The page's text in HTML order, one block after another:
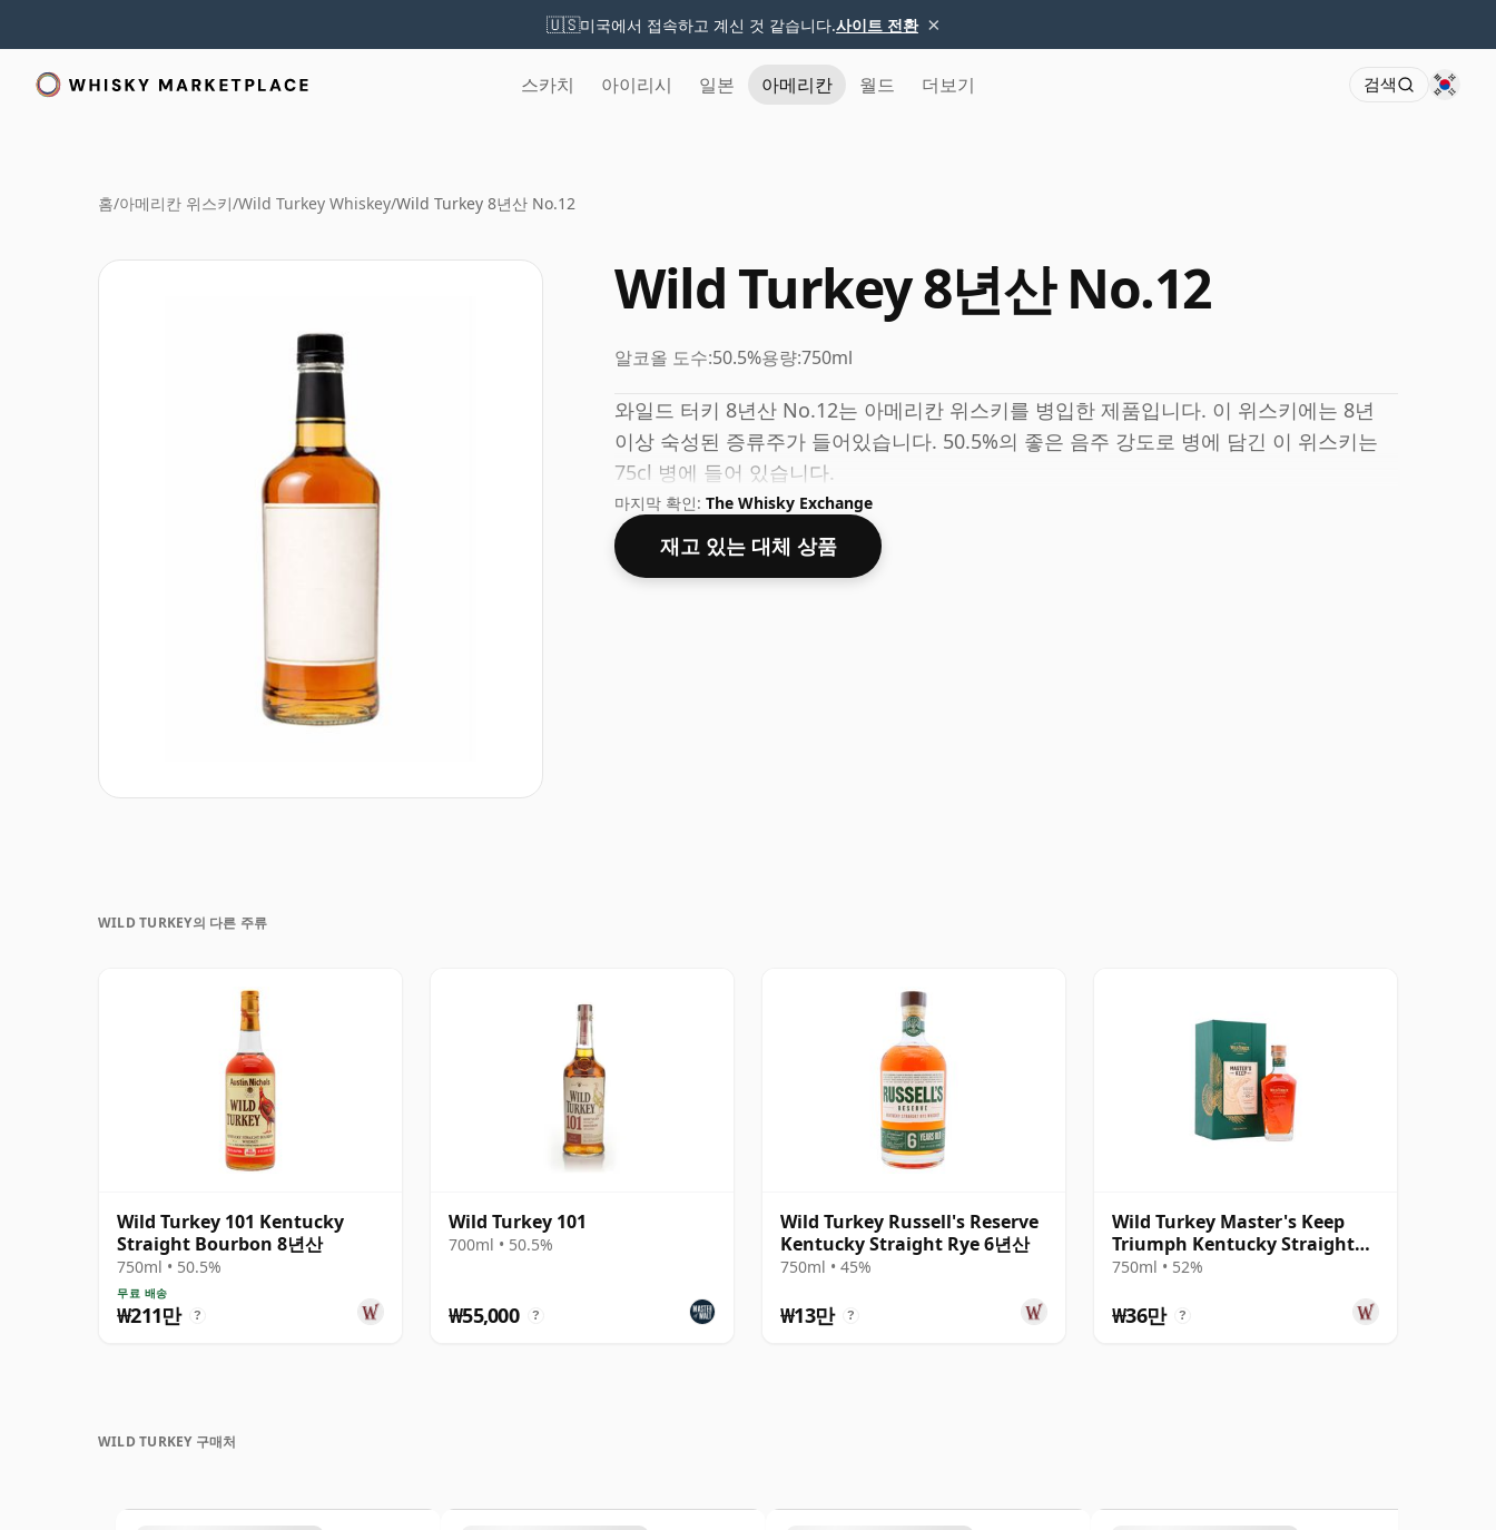
🇺🇸미국에서 접속하고 계신 것 같습니다.사이트 전환 ×
스카치 아이리시 일본 아메리칸 월드 더보기 검색
홈/아메리칸 위스키/Wild Turkey Whiskey/Wild Turkey 8년산 No.12
Wild Turkey 8년산 No.12
알코올 도수:50.5%용량:750ml
와일드 터키 8년산 No.12는 아메리칸 위스키를 병입한 제품입니다. 이 위스키에는 8년
이상 숙성된 증류주가 들어있습니다. 50.5%의 좋은 음주 강도로 병에 담긴 이 위스키는
75cl 병에 들어 있습니다.
마지막 확인: The Whisky Exchange
재고 있는 대체 상품
WILD TURKEY의 다른 주류
Wild Turkey 101 Kentucky
Straight Bourbon 8년산
750ml • 50.5%
무료 배송
₩211만 ?
Wild Turkey 101
700ml • 50.5%
₩55,000 ?
Wild Turkey Russell's Reserve
Kentucky Straight Rye 6년산
750ml • 45%
₩13만 ?
Wild Turkey Master's Keep
Triumph Kentucky Straight
Rye 10년산
750ml • 52%
₩36만 ?
WILD TURKEY 구매처